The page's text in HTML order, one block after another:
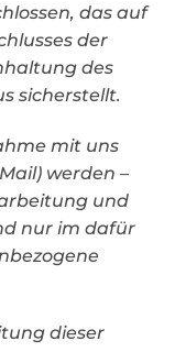
das auf
der
des
sicherstellt.
mit uns
werden –
und
nur im dafür
dieser